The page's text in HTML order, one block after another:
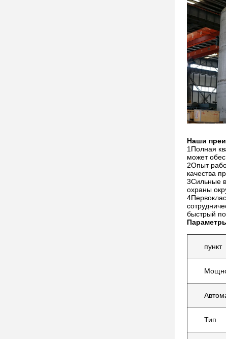
Наши
1Полная
может
2Опыт
качества
3Сильные
охраны
быстрый
пункт
Тип